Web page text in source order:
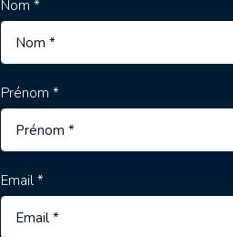
Nom *
Prénom *
Email *